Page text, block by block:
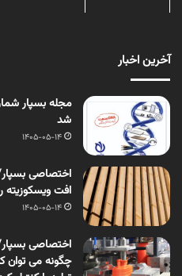
آخرین اخبار
شد
1405-05-14
اختصاصی
افت
1405-05-14
اختصاصی
چگونه می